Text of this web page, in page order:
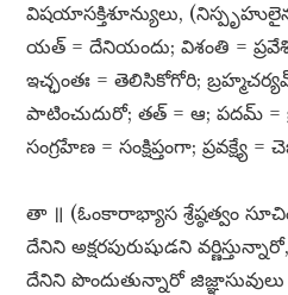
విషయాసక్తిశూన్యులు,
యత్​ = దేనియందు; విశంతి =
ఇచ్ఛంతః = తెలిసికోగోరి;
పాటించుదురో; తత్​ = ఆ; పదమ్​ =
సంగ్రహేణ = సంక్షిప్తంగా; ప్రవక్ష్యే =
తా ॥ (ఓంకారాభ్యాస శ్రేష్ఠత్వం
దేనిని అక్షరపురుషుడని
దేనిని పొందుతున్నారో